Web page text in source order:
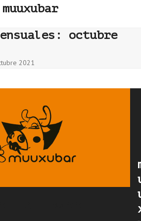
muuxubar
octubre
2021